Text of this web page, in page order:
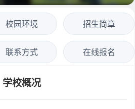
校园环境 招生简章
联系方式 在线报名
学校概况